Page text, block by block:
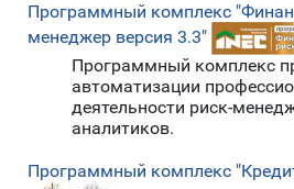
Программный комплекс
менеджер версия 3.3"
Программный комплекс
автоматизации
деятельности риск-
аналитиков.
Программный комплекс